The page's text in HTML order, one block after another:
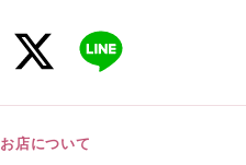
お店について